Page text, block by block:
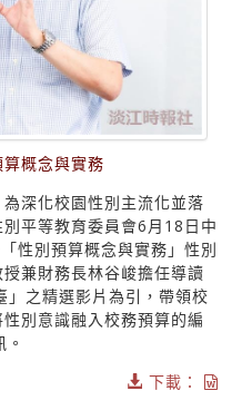
概念與實務
為深化校園性別主流化並落
平等教育委員會6月18日中
性別預算概念與實務」性別
兼財務長林谷峻擔任導讀
之精選影片為引，帶領校
別意識融入校務預算的編
下載：